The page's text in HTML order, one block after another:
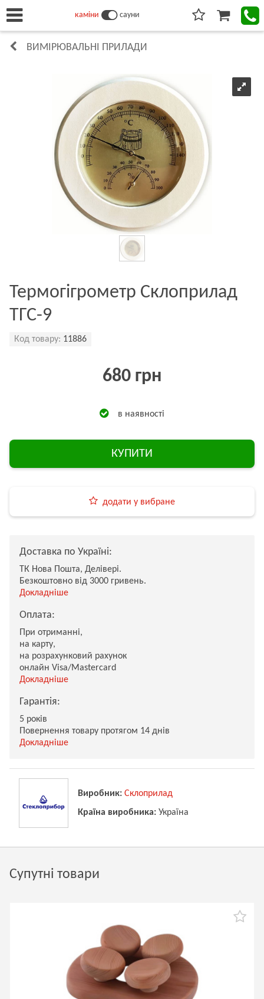
каміни сауни
ВИМІРЮВАЛЬНІ ПРИЛАДИ
Термогігрометр Склоприлад
ТГС-9
Код товару: 11886
680 грн
в наявності
КУПИТИ
додати у вибране
Доставка по Україні:
ТК Нова Пошта, Делівері.
Безкоштовно від 3000 гривень.
Докладніше
Оплата:
При отриманні,
на карту,
на розрахунковий рахунок
онлайн Visa/Mastercard
Докладніше
Гарантія:
5 років
Повернення товару протягом 14 днів
Докладніше
Виробник: Склоприлад
Країна виробника: Україна
Супутні товари